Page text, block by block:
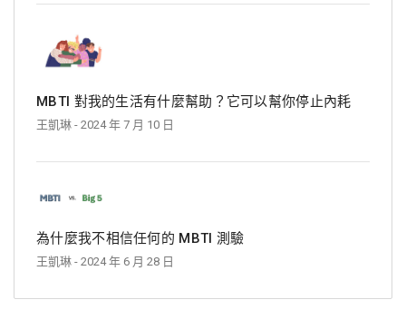
MBTI 對我的生活有什麼幫助？它可以幫你停止內耗
王凱琳 - 2024 年 7 月 10 日
為什麼我不相信任何的 MBTI 測驗
王凱琳 - 2024 年 6 月 28 日